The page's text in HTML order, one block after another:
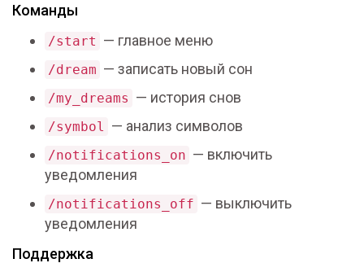
Команды
/start — главное меню
/dream — записать новый сон
/my_dreams — история снов
/symbol — анализ символов
/notifications_on — включить
уведомления
/notifications_off — выключить
уведомления
Поддержка